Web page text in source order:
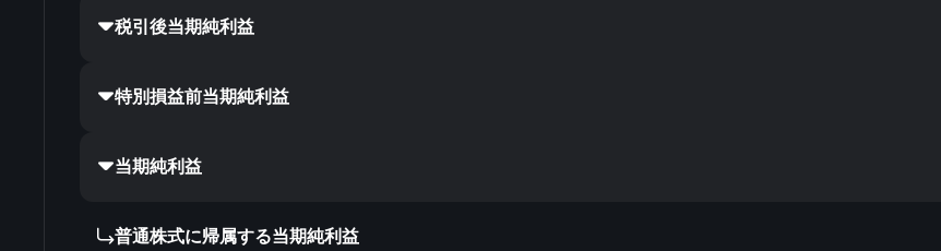
税引後当期純利益
特別損益前当期純利益
当期純利益
普通株式に帰属する当期純利益